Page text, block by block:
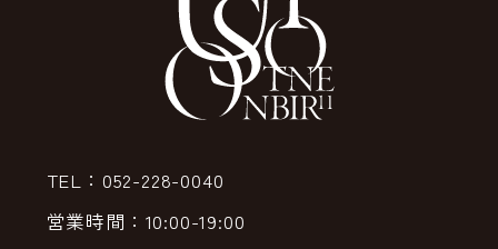
TEL：052-228-0040
営業時間：10:00-19:00